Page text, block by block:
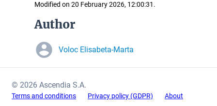
Modified on 20 February 2026, 12:00:31.
Author
Voloc Elisabeta-Marta
© 2026 Ascendia S.A.
Terms and conditions Privacy policy (GDPR) About